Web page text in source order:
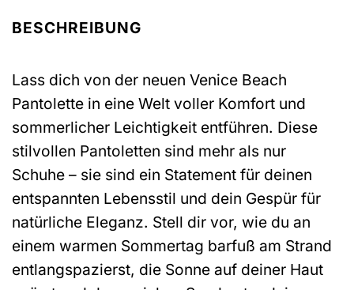
BESCHREIBUNG
Lass dich von der neuen Venice Beach
Pantolette in eine Welt voller Komfort und
sommerlicher Leichtigkeit entführen. Diese
stilvollen Pantoletten sind mehr als nur
Schuhe – sie sind ein Statement für deinen
entspannten Lebensstil und dein Gespür für
natürliche Eleganz. Stell dir vor, wie du an
einem warmen Sommertag barfuß am Strand
entlangspazierst, die Sonne auf deiner Haut